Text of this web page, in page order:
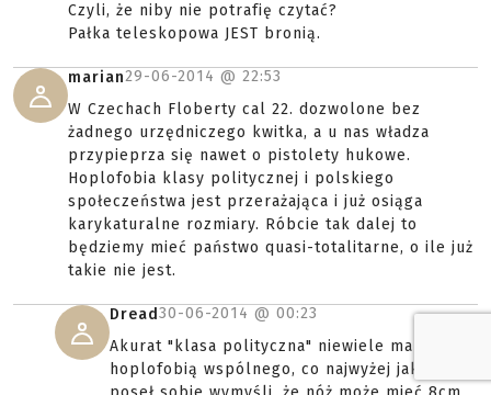
Czyli, że niby nie potrafię czytać?
Pałka teleskopowa JEST bronią.
marian29-06-2014 @ 22:53
W Czechach Floberty cal 22. dozwolone bez
żadnego urzędniczego kwitka, a u nas władza
przypieprza się nawet o pistolety hukowe.
Hoplofobia klasy politycznej i polskiego
społeczeństwa jest przerażająca i już osiąga
karykaturalne rozmiary. Róbcie tak dalej to
będziemy mieć państwo quasi-totalitarne, o ile już
takie nie jest.
Dread30-06-2014 @ 00:23
Akurat "klasa polityczna" niewiele ma z
hoplofobią wspólnego, co najwyżej jakiś